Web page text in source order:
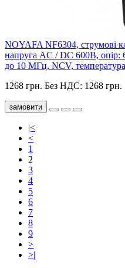
NOYAFA NF6304, струмові
напруга AC / DC 600В,
до 10 МГц, NCV,
1268 грн. Без НДС: 1268 грн.
замовити
|<
<
1
2
3
4
5
6
7
8
9
>
>|